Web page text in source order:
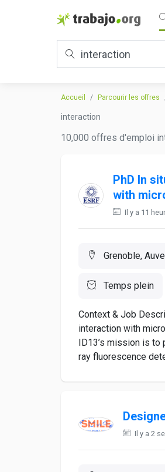
Accueil Parcourir les offres
interaction
10,000 offres d'emploi
PhD In
with
Il y a 11
Grenoble,
Temps plein
Context & Job
interaction with
ID13’s mission is
ray fluorescence
Il y a 2